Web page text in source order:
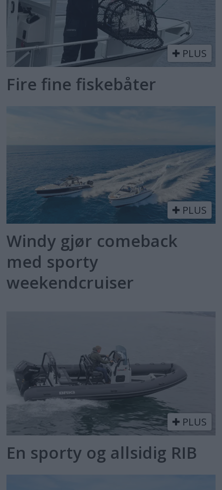
PLUS
Fire fine fiskebåter
PLUS
Windy gjør comeback
med sporty
weekendcruiser
PLUS
En sporty og allsidig RIB